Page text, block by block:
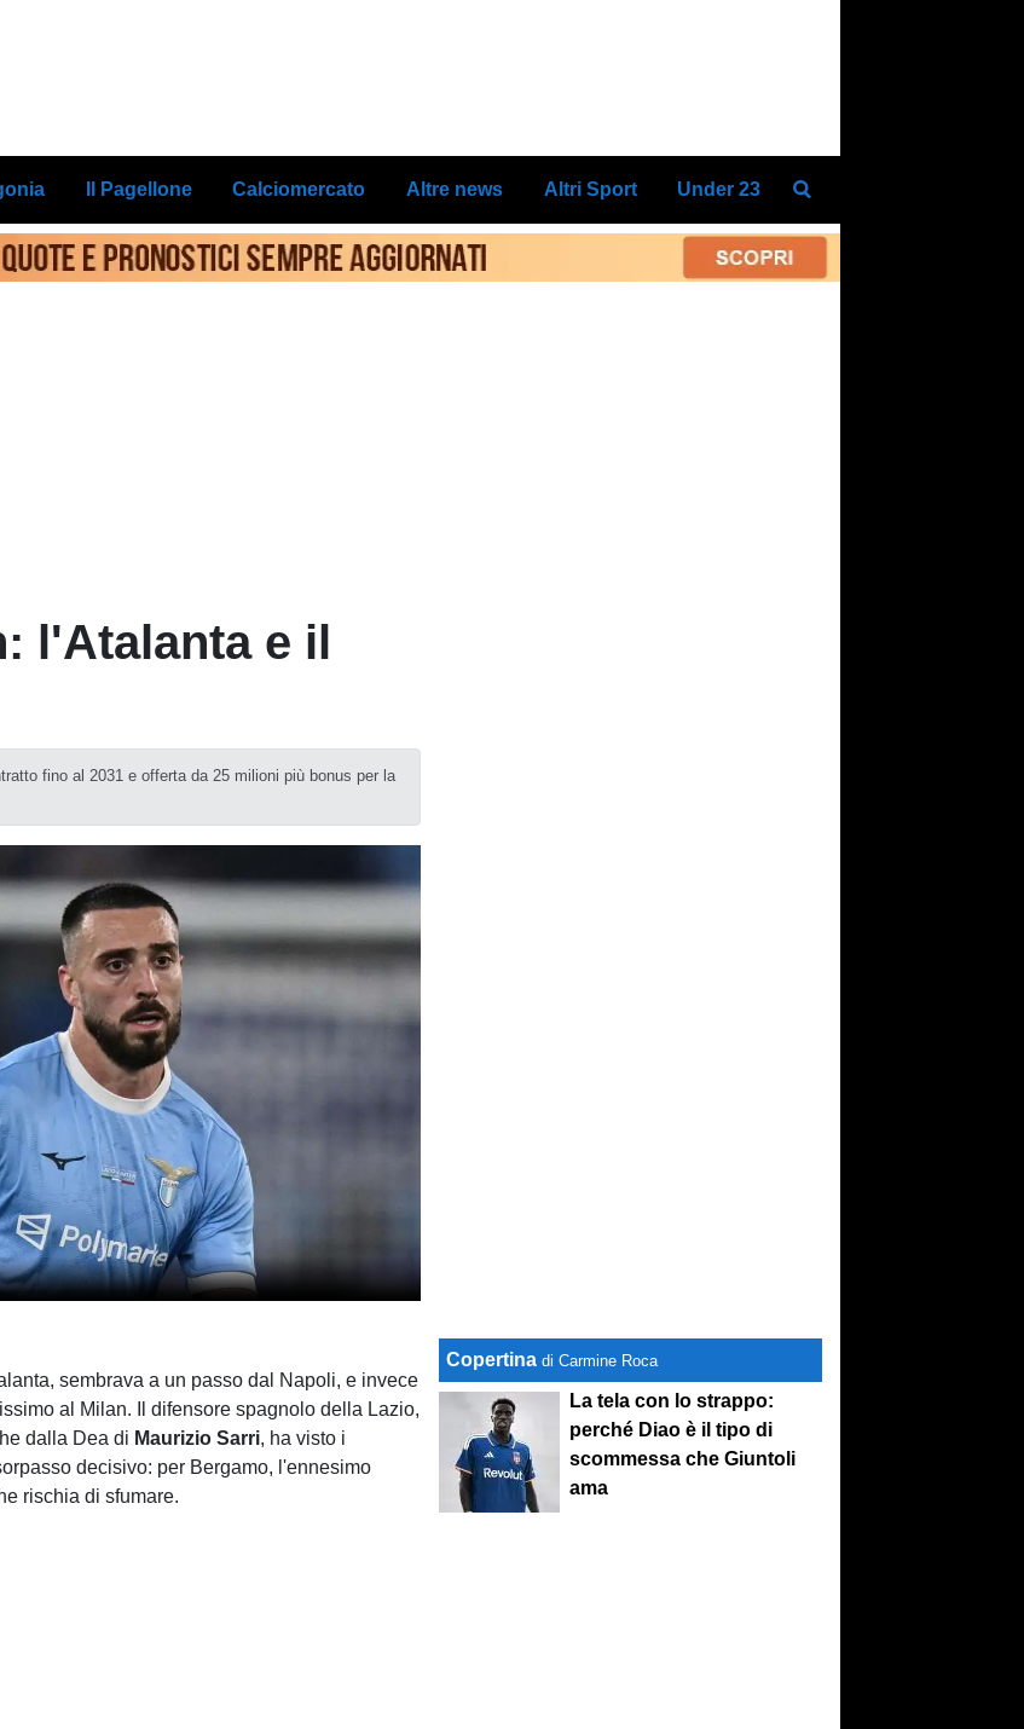
Il Pagellone Calciomercato Altre news Altri Sport Under 23
l'Atalanta e il
fino al 2031 e offerta da 25 milioni più bonus per la
sembrava a un passo dal Napoli, e invece
al Milan. Il difensore spagnolo della Lazio,
dalla Dea di Maurizio Sarri, ha visto i
decisivo: per Bergamo, l'ennesimo
rischia di sfumare.
Copertina di Carmine Roca
La tela con lo strappo:
perché Diao è il tipo di
scommessa che Giuntoli
ama